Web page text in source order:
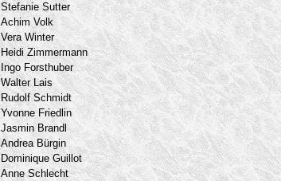
Stefanie Sutter
Achim Volk
Vera Winter
Heidi Zimmermann
Ingo Forsthuber
Walter Lais
Rudolf Schmidt
Yvonne Friedlin
Jasmin Brandl
Andrea Bürgin
Dominique Guillot
Anne Schlecht